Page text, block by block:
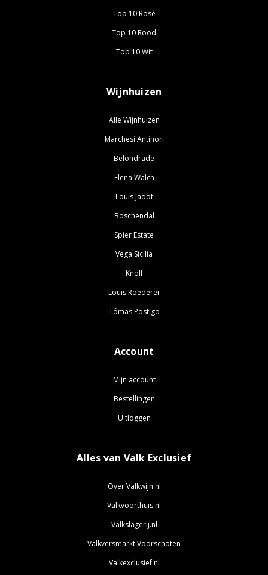
Top 10 Rosé
Top 10 Rood
Top 10 Wit
Wijnhuizen
Alle Wijnhuizen
Marchesi Antinori
Belondrade
Elena Walch
Louis Jadot
Boschendal
Spier Estate
Vega Sicilia
Knoll
Louis Roederer
Tómas Postigo
Account
Mijn account
Bestellingen
Uitloggen
Alles van Valk Exclusief
Over Valkwijn.nl
Valkvoorthuis.nl
Valkslagerij.nl
Valkversmarkt Voorschoten
Valkexclusief.nl